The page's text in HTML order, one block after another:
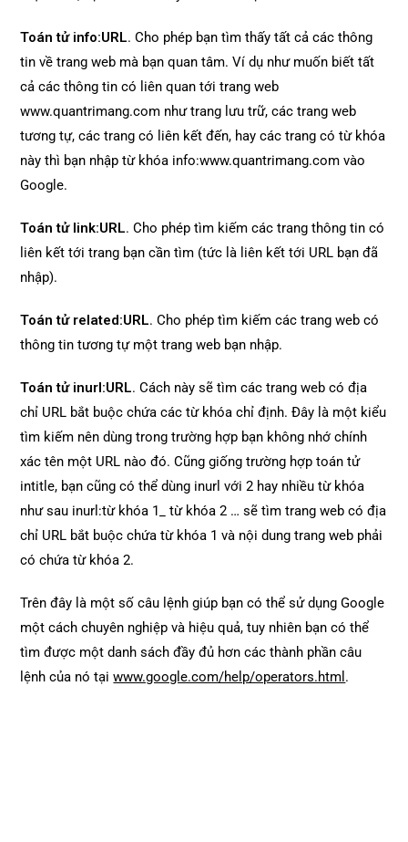
Toán tử info:URL. Cho phép bạn tìm thấy tất cả các thông
tin về trang web mà bạn quan tâm. Ví dụ như muốn biết tất
cả các thông tin có liên quan tới trang web
www.quantrimang.com như trang lưu trữ, các trang web
tương tự, các trang có liên kết đến, hay các trang có từ khóa
này thì bạn nhập từ khóa info:www.quantrimang.com vào
Google.
Toán tử link:URL. Cho phép tìm kiếm các trang thông tin có
liên kết tới trang bạn cần tìm (tức là liên kết tới URL bạn đã
nhập).
Toán tử related:URL. Cho phép tìm kiếm các trang web có
thông tin tương tự một trang web bạn nhập.
Toán tử inurl:URL. Cách này sẽ tìm các trang web có địa
chỉ URL bắt buộc chứa các từ khóa chỉ định. Đây là một kiểu
tìm kiếm nên dùng trong trường hợp bạn không nhớ chính
xác tên một URL nào đó. Cũng giống trường hợp toán tử
intitle, bạn cũng có thể dùng inurl với 2 hay nhiều từ khóa
như sau inurl:từ khóa 1_ từ khóa 2 … sẽ tìm trang web có địa
chỉ URL bắt buộc chứa từ khóa 1 và nội dung trang web phải
có chứa từ khóa 2.
Trên đây là một số câu lệnh giúp bạn có thể sử dụng Google
một cách chuyên nghiệp và hiệu quả, tuy nhiên bạn có thể
tìm được một danh sách đầy đủ hơn các thành phần câu
lệnh của nó tạiwww.google.com/help/operators.html .